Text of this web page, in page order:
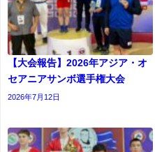
【大会報告】2026年アジア・オ
セアニアサンボ選手権大会
2026年7月12日